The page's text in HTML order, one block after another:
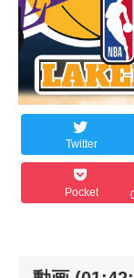
Twitter
Pocket